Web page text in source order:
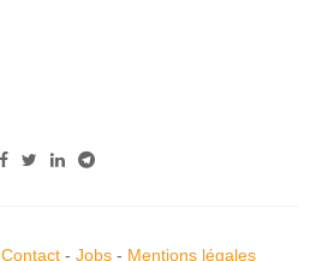
Contact- Jobs- Mentions légales